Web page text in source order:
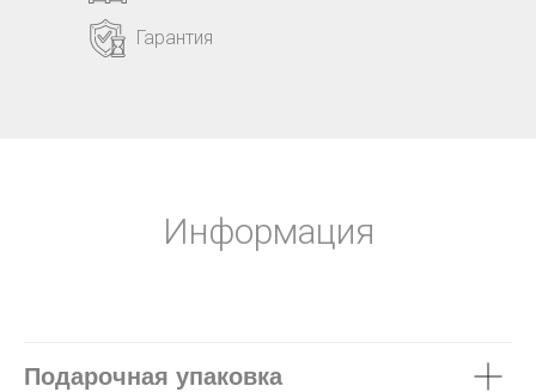
Гарантия
Информация
Подарочная упаковка